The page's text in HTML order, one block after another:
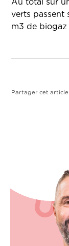
Au total sur
verts passent
m3 de
Partager cet article